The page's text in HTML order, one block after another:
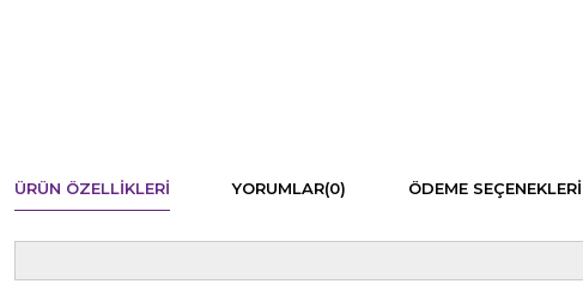
ÜRÜN ÖZELLIKLERI YORUMLAR(0) ÖDEME SEÇENEKLERI